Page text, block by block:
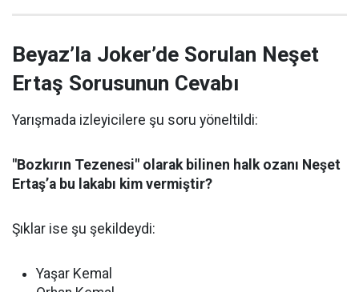
Beyaz’la Joker’de Sorulan Neşet
Ertaş Sorusunun Cevabı
Yarışmada izleyicilere şu soru yöneltildi:
"Bozkırın Tezenesi" olarak bilinen halk ozanı Neşet
Ertaş’a bu lakabı kim vermiştir?
Şıklar ise şu şekildeydi:
Yaşar Kemal